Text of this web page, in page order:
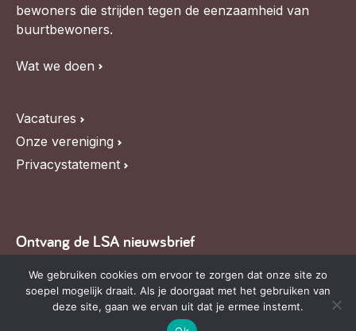
Weerbare gemeenschappen
ontmoetingsplekken >
Energiecollectieven, buurt vergroenen, SDG >
Meebeslissen
Uitdaagrecht, gemeenschapsfondsen, lokale democratie >
Omgevingswet en gebiedsontwikkeling
invoering omgevingswet, participatie,
gebiedsontwikkeling>
bewoners die strijden tegen de eenzaamheid van
buurtbewoners.
Wat we doen
Vacatures
Onze vereniging
Privacystatement
Ontvang de LSA nieuwsbrief
Blijf op de hoogte van LSA nieuws, de agenda en
relevante ontwikkelingen,schrijf je in voor onze
nieuwsbrief.
We gebruiken cookies om ervoor te zorgen dat onze site zo
soepel mogelijk draait. Als je doorgaat met het gebruiken van
deze site, gaan we ervan uit dat je ermee instemt.